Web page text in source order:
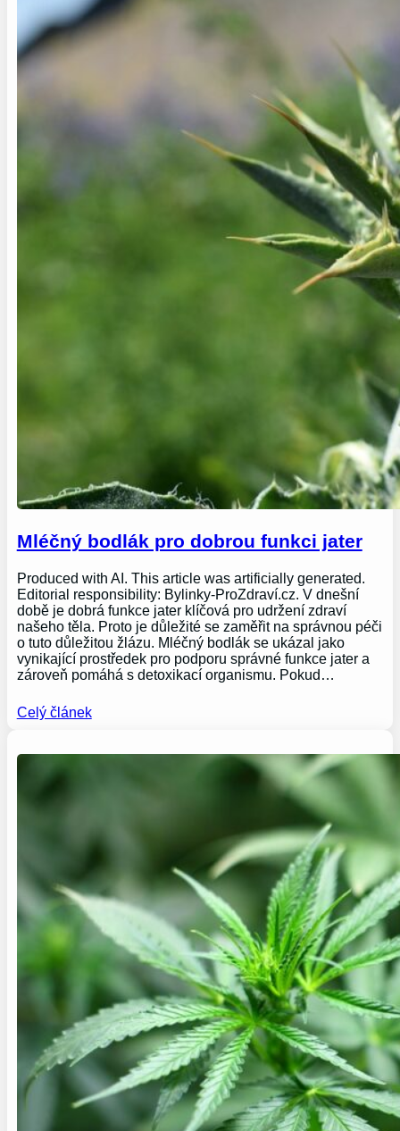
Mléčný bodlák pro dobrou funkci jater
Produced with AI. This article was artificially generated.
Editorial responsibility: Bylinky-ProZdraví.cz. V dnešní
době je dobrá funkce jater klíčová pro udržení zdraví
našeho těla. Proto je důležité se zaměřit na správnou péči
o tuto důležitou žlázu. Mléčný bodlák se ukázal jako
vynikající prostředek pro podporu správné funkce jater a
zároveň pomáhá s detoxikací organismu. Pokud…
Celý článek